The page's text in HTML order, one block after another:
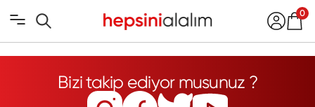
0
Bizi takip ediyor musunuz ?